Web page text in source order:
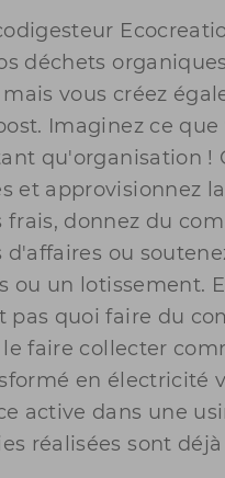
déchets
vous créez
Imaginez ce
qu'organisation !
et approvisionnez
frais, donnez du
d'affaires ou
ou un lotissement.
pas quoi faire du
faire collecter
en électricité
active dans une
réalisées sont